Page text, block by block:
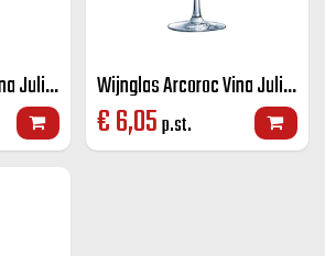
Wijnglas Arcoroc Vina Juliette 30cl Wijnglas Arcoroc Vina Juliette 40cl
€6,05p.st.